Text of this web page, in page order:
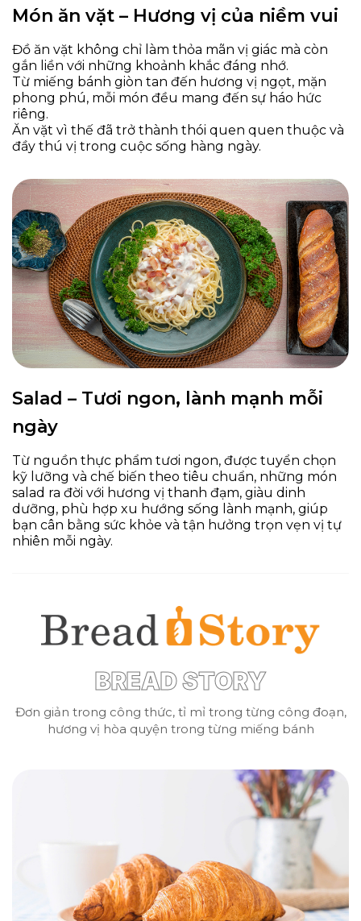
Món ăn vặt – Hương vị của niềm vui
Đồ ăn vặt không chỉ làm thỏa mãn vị giác mà còn
gắn liền với những khoảnh khắc đáng nhớ.
Từ miếng bánh giòn tan đến hương vị ngọt, mặn
phong phú, mỗi món đều mang đến sự háo hức
riêng.
Ăn vặt vì thế đã trở thành thói quen quen thuộc và
đầy thú vị trong cuộc sống hàng ngày.
Salad – Tươi ngon, lành mạnh mỗi
ngày
Từ nguồn thực phẩm tươi ngon, được tuyển chọn
kỹ lưỡng và chế biến theo tiêu chuẩn, những món
salad ra đời với hương vị thanh đạm, giàu dinh
dưỡng, phù hợp xu hướng sống lành mạnh, giúp
bạn cân bằng sức khỏe và tận hưởng trọn vẹn vị tự
nhiên mỗi ngày.
BREAD STORY
Đơn giản trong công thức, tỉ mỉ trong từng công đoạn,
hương vị hòa quyện trong từng miếng bánh